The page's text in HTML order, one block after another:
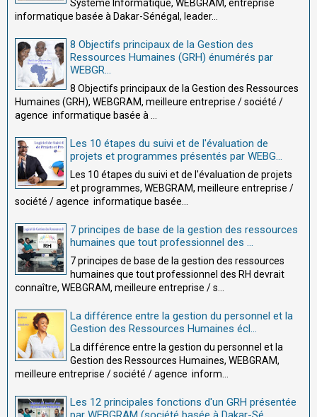
Système Informatique, WEBGRAM, entreprise
informatique basée à Dakar-Sénégal, leader...
8 Objectifs principaux de la Gestion des
Ressources Humaines (GRH) énumérés par
WEBGR...
8 Objectifs principaux de la Gestion des Ressources
Humaines (GRH), WEBGRAM, meilleure entreprise / société /
agence informatique basée à ...
Les 10 étapes du suivi et de l'évaluation de
projets et programmes présentés par WEBG...
Les 10 étapes du suivi et de l'évaluation de projets
et programmes, WEBGRAM, meilleure entreprise /
société / agence informatique basée...
7 principes de base de la gestion des ressources
humaines que tout professionnel des ...
7 principes de base de la gestion des ressources
humaines que tout professionnel des RH devrait
connaître, WEBGRAM, meilleure entreprise / s...
La différence entre la gestion du personnel et la
Gestion des Ressources Humaines écl...
La différence entre la gestion du personnel et la
Gestion des Ressources Humaines, WEBGRAM,
meilleure entreprise / société / agence inform...
Les 12 principales fonctions d'un GRH présentée